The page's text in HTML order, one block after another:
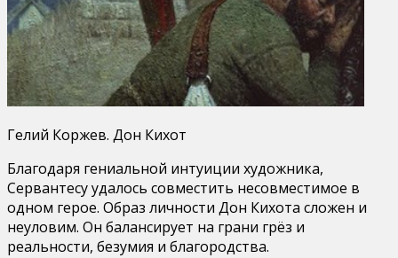
Гелий Коржев. Дон Кихот
Благодаря гениальной интуиции художника,
Сервантесу удалось совместить несовместимое в
одном герое. Образ личности Дон Кихота сложен и
неуловим. Он балансирует на грани грёз и
реальности, безумия и благородства.